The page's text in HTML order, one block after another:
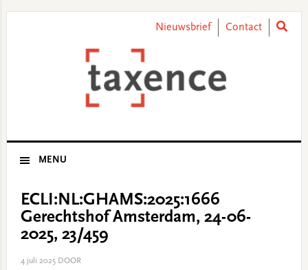
Nieuwsbrief Contact
MENU
ECLI:NL:GHAMS:2025:1666
Gerechtshof Amsterdam, 24-06-
2025, 23/459
4 juli 2025DOOR